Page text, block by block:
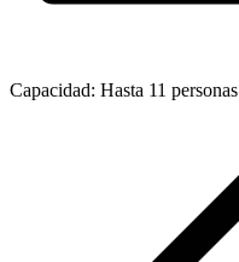
Capacidad: Hasta 11 personas